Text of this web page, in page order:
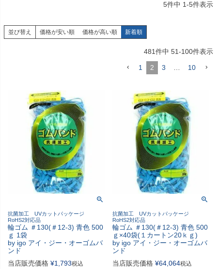
5件中 1-5件表示
並び替え 価格が安い順 価格が高い順 新着順
481件中 51-100件表示
1 2 3 … 10
抗菌加工 UVカットパッケージ
RoHS2対応品
輪ゴム ＃130(＃12-3) 青色 500
ｇ 1袋
by igo アイ・ジー・オーゴムバ
ンド
当店販売価格 ¥1,793税込
抗菌加工 UVカットパッケージ
RoHS2対応品
輪ゴム ＃130(＃12-3) 青色 500
ｇ×40袋(１カートン20ｋｇ)
by igo アイ・ジー・オーゴムバ
ンド
当店販売価格 ¥64,064税込